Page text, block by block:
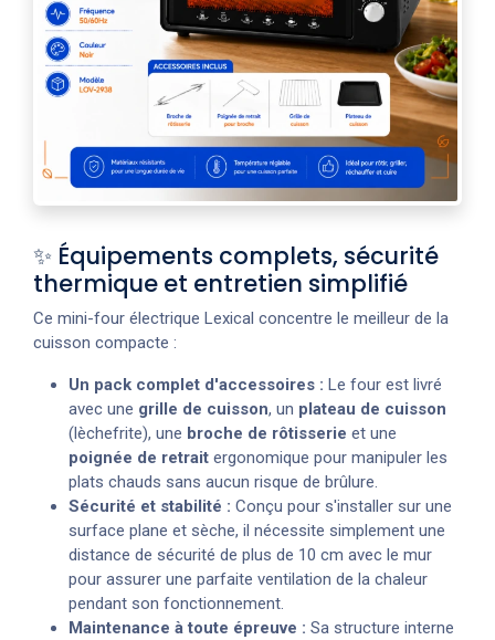
✨ Équipements complets, sécurité
thermique et entretien simplifié
Ce mini-four électrique Lexical concentre le meilleur de la
cuisson compacte :
Un pack complet d'accessoires : Le four est livré
avec une grille de cuisson, un plateau de cuisson
(lèchefrite), une broche de rôtisserie et une
poignée de retrait ergonomique pour manipuler les
plats chauds sans aucun risque de brûlure.
Sécurité et stabilité : Conçu pour s'installer sur une
surface plane et sèche, il nécessite simplement une
distance de sécurité de plus de 10 cm avec le mur
pour assurer une parfaite ventilation de la chaleur
pendant son fonctionnement.
Maintenance à toute épreuve : Sa structure interne